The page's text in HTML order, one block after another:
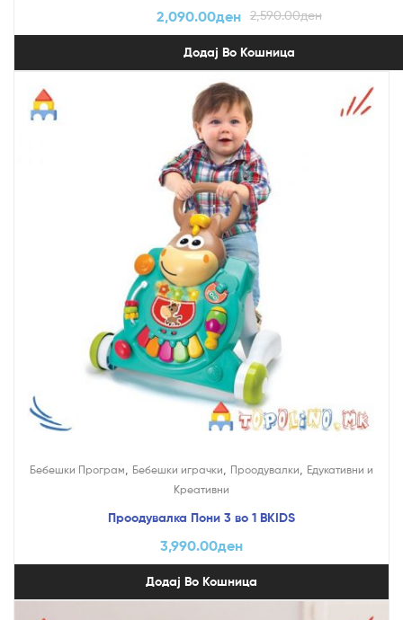
2,590.00ден
2,090.00ден
Додај Во Кошница
Бебешки Програм Бебешки играчки Проодувалки
Едукативни и
Креативни
Проодувалка Пони 3 во 1 BKIDS
3,990.00ден
Додај Во Кошница